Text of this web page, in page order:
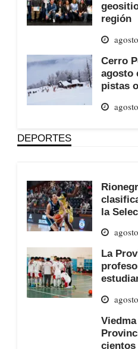
región
Cerro
agosto
pistas
DEPORTES
la
La
cientos